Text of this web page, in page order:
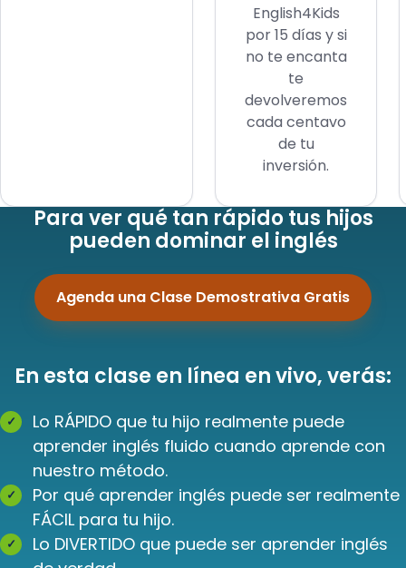
English4Kids
por 15 días y si
no te encanta
te
devolveremos
cada centavo
de tu
inversión.
Para ver qué tan rápido tus hijos
pueden dominar el inglés
Agenda una Clase Demostrativa Gratis
En esta clase en línea en vivo, verás:
Lo RÁPIDO que tu hijo realmente puede
aprender inglés fluido cuando aprende con
nuestro método.
Por qué aprender inglés puede ser realmente
FÁCIL para tu hijo.
Lo DIVERTIDO que puede ser aprender inglés